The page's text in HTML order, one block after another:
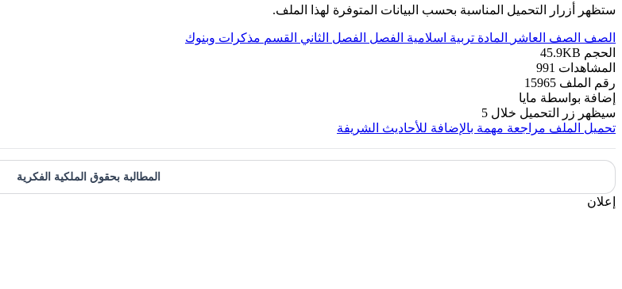
ستظهر أزرار التحميل المناسبة بحسب البيانات المتوفرة لهذا الملف.
الصف الصف العاشر المادة تربية اسلامية الفصل الفصل الثاني القسم مذكرات وبنوك
الحجم 45.9KB
المشاهدات 991
رقم الملف 15965
إضافة بواسطة مايا
سيظهر زر التحميل خلال 5
تحميل الملف مراجعة مهمة بالإضافة للأحاديث الشريفة
المطالبة بحقوق الملكية الفكرية
إعلان